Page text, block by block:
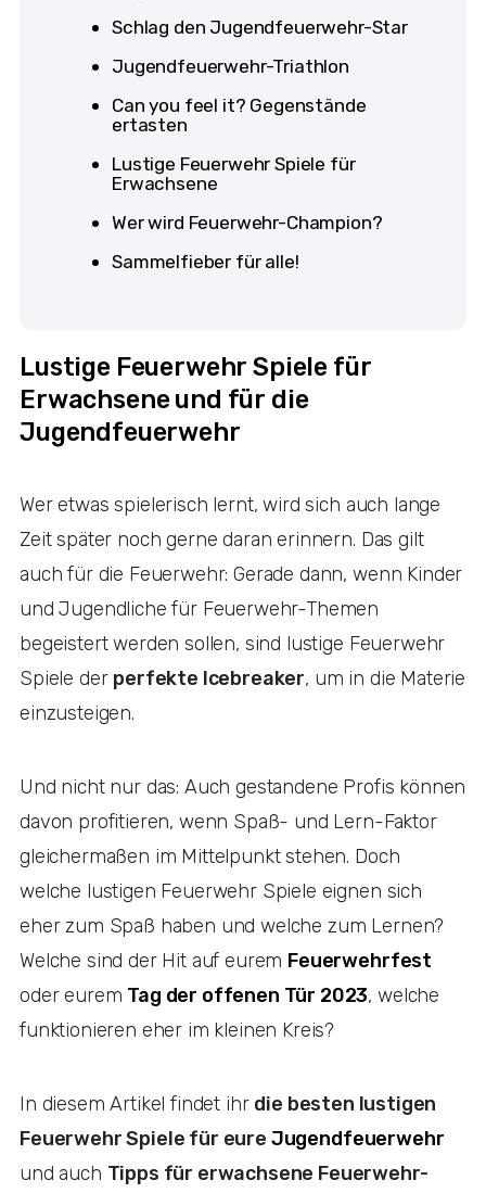
Schlag den Jugendfeuerwehr-Star
Jugendfeuerwehr-Triathlon
Can you feel it? Gegenstände
ertasten
Lustige Feuerwehr Spiele für
Erwachsene
Wer wird Feuerwehr-Champion?
Sammelfieber für alle!
Lustige Feuerwehr Spiele für
Erwachsene und für die
Jugendfeuerwehr
Wer etwas spielerisch lernt, wird sich auch lange
Zeit später noch gerne daran erinnern. Das gilt
auch für die Feuerwehr: Gerade dann, wenn Kinder
und Jugendliche für Feuerwehr-Themen
begeistert werden sollen, sind lustige Feuerwehr
Spiele der perfekte Icebreaker, um in die Materie
einzusteigen.
Und nicht nur das: Auch gestandene Profis können
davon profitieren, wenn Spaß- und Lern-Faktor
gleichermaßen im Mittelpunkt stehen. Doch
welche lustigen Feuerwehr Spiele eignen sich
eher zum Spaß haben und welche zum Lernen?
Welche sind der Hit auf eurem Feuerwehrfest
oder eurem Tag der offenen Tür 2023, welche
funktionieren eher im kleinen Kreis?
In diesem Artikel findet ihr die besten lustigen
Feuerwehr Spiele für eure Jugendfeuerwehr
und auch Tipps für erwachsene Feuerwehr-